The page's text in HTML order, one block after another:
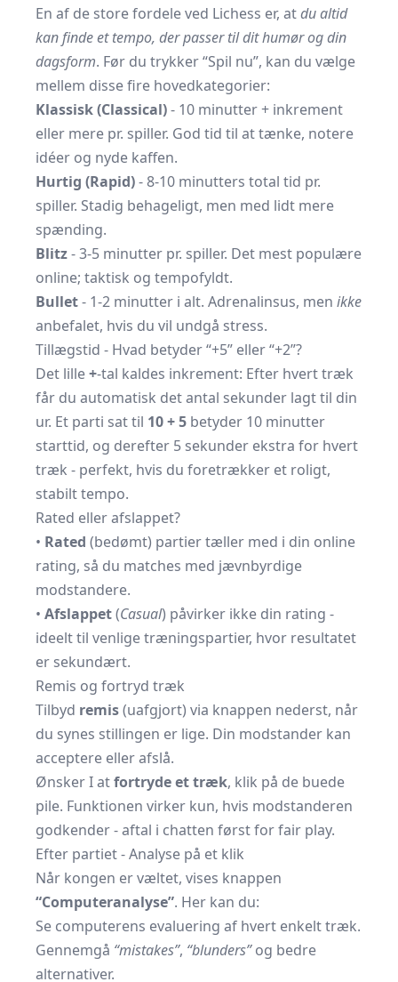
En af de store fordele ved Lichess er, atdu altid
kan finde et tempo, der passer til dit humør og din
dagsform. Før du trykker “Spil nu”, kan du vælge
mellem disse fire hovedkategorier:
Klassisk (Classical)- 10 minutter + inkrement
eller mere pr. spiller. God tid til at tænke, notere
idéer og nyde kaffen.
Hurtig (Rapid)- 8-10 minutters total tid pr.
spiller. Stadig behageligt, men med lidt mere
spænding.
Blitz- 3-5 minutter pr. spiller. Det mest populære
online; taktisk og tempofyldt.
Bullet- 1-2 minutter i alt. Adrenalinsus, men ikke
anbefalet, hvis du vil undgå stress.
Tillægstid - Hvad betyder “+5” eller “+2”?
Det lille+-tal kaldes inkrement: Efter hvert træk
får du automatisk det antal sekunder lagt til din
ur. Et parti sat til 10 + 5 betyder 10 minutter
starttid, og derefter 5 sekunder ekstra for hvert
træk - perfekt, hvis du foretrækker et roligt,
stabilt tempo.
Rated eller afslappet?
• Rated (bedømt) partier tæller med i din online
rating, så du matches med jævnbyrdige
modstandere.
• Afslappet(Casual) påvirker ikke din rating -
ideelt til venlige træningspartier, hvor resultatet
er sekundært.
Remis og fortryd træk
Tilbyd remis(uafgjort) via knappen nederst, når
du synes stillingen er lige. Din modstander kan
acceptere eller afslå.
Ønsker I atfortryde et træk, klik på de buede
pile. Funktionen virker kun, hvis modstanderen
godkender - aftal i chatten først for fair play.
Efter partiet - Analyse på et klik
Når kongen er væltet, vises knappen
“Computeranalyse”. Her kan du:
Se computerens evaluering af hvert enkelt træk.
Gennemgå “mistakes”, “blunders”og bedre
alternativer.